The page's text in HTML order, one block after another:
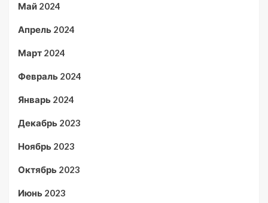
Май 2024
Апрель 2024
Март 2024
Февраль 2024
Январь 2024
Декабрь 2023
Ноябрь 2023
Октябрь 2023
Июнь 2023